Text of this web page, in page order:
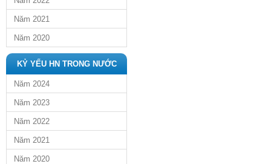
Năm 2021
Năm 2020
KỶ YẾU HN TRONG NƯỚC
Năm 2024
Năm 2023
Năm 2022
Năm 2021
Năm 2020